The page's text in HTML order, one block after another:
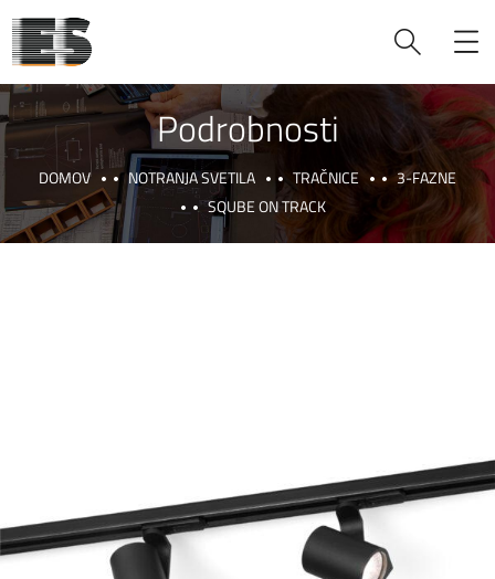
Podrobnosti
DOMOV NOTRANJA SVETILA TRAČNICE
3-FAZNE
SQUBE ON TRACK